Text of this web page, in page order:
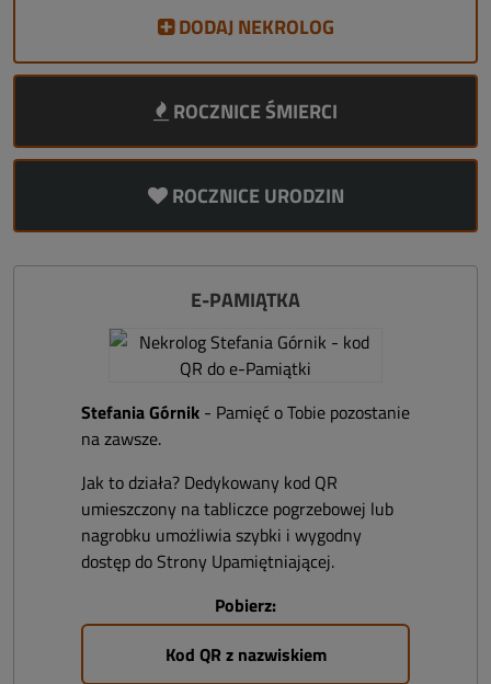
DODAJ NEKROLOG
ROCZNICE ŚMIERCI
ROCZNICE URODZIN
E-PAMIĄTKA
Stefania Górnik - Pamięć o Tobie pozostanie
na zawsze.
Jak to działa? Dedykowany kod QR
umieszczony na tabliczce pogrzebowej lub
nagrobku umożliwia szybki i wygodny
dostęp do Strony Upamiętniającej.
Pobierz:
Kod QR z nazwiskiem